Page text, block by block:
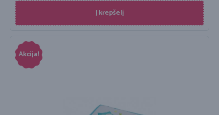
Į krepšelį
Akcija!